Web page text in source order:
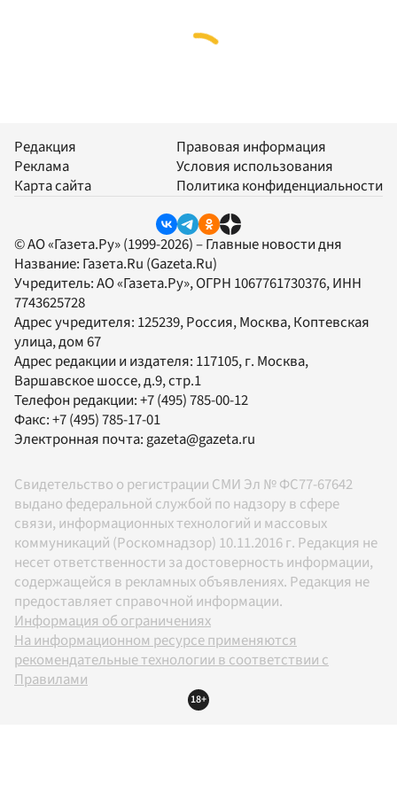
Редакция
Реклама
Карта сайта
Правовая информация
Условия использования
Политика конфиденциальности
© АО «Газета.Ру» (1999-2026) – Главные новости дня
Название: Газета.Ru (Gazeta.Ru)
Учредитель:АО «Газета.Ру», ОГРН 1067761730376, ИНН
7743625728
Адрес учредителя: 125239, Россия, Москва, Коптевская
улица, дом 67
Адрес редакции и издателя: 117105, г. Москва,
Варшавское шоссе, д.9, стр.1
Телефон редакции:+7 (495) 785-00-12
Факс:+7 (495) 785-17-01
Электронная почта: gazeta@gazeta.ru
Свидетельство о регистрации СМИ Эл № ФС77-67642
выдано федеральной службой по надзору в сфере
связи, информационных технологий и массовых
коммуникаций (Роскомнадзор) 10.11.2016 г. Редакция не
несет ответственности за достоверность информации,
содержащейся в рекламных объявлениях. Редакция не
предоставляет справочной информации.
Информация об ограничениях
На информационном ресурсе применяются
рекомендательные технологии в соответствии с
Правилами
18+